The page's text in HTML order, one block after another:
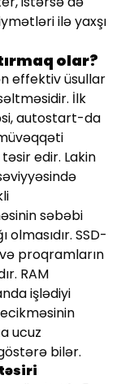
ilə yaxşı
olar?
effektiv üsullar
İlk
autostart-da
edir. Lakin
səbəbi
SSD-
proqramların
RAM
işlədiyi
ucuz
bilər.